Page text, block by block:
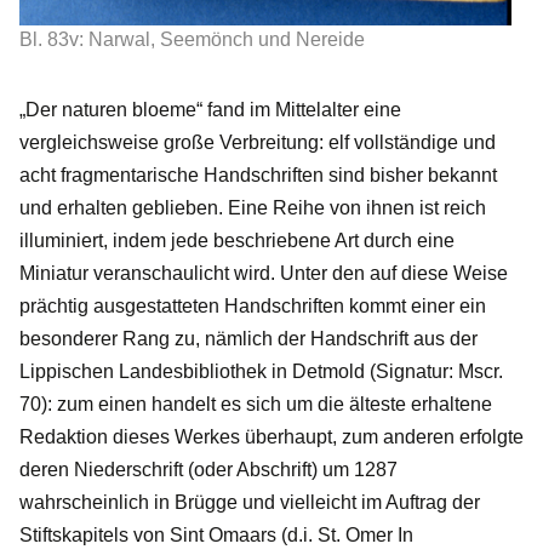
Bl. 83v: Narwal, Seemönch und Nereide
„Der naturen bloeme“ fand im Mittelalter eine
vergleichsweise große Verbreitung: elf vollständige und
acht fragmentarische Handschriften sind bisher bekannt
und erhalten geblieben. Eine Reihe von ihnen ist reich
illuminiert, indem jede beschriebene Art durch eine
Miniatur veranschaulicht wird. Unter den auf diese Weise
prächtig ausgestatteten Handschriften kommt einer ein
besonderer Rang zu, nämlich der Handschrift aus der
Lippischen Landesbibliothek in Detmold (Signatur: Mscr.
70): zum einen handelt es sich um die älteste erhaltene
Redaktion dieses Werkes überhaupt, zum anderen erfolgte
deren Niederschrift (oder Abschrift) um 1287
wahrscheinlich in Brügge und vielleicht im Auftrag der
Stiftskapitels von Sint Omaars (d.i. St. Omer In